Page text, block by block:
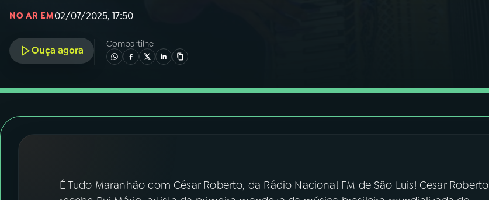
04PROGRAMAS
PODCASTS
NO AR EM02/07/2025, 17:50
Ouça agora
Compartilhe
É Tudo Maranhão com César Roberto, da Rádio Nacional FM de São Luis! Cesar Roberto